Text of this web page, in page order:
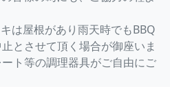
は屋根があり雨天時でもBBQ
とさせて頂く場合が御座いま
ト等の調理器具がご自由にご